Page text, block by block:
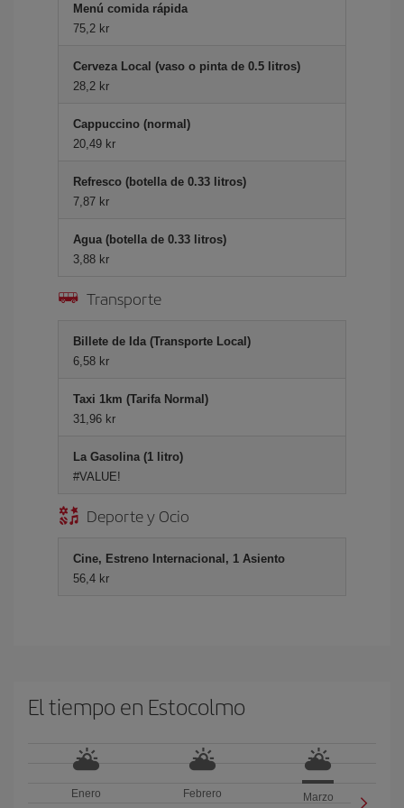
Menú comida rápida
75,2 kr
Cerveza Local (vaso o pinta de 0.5 litros)
28,2 kr
Cappuccino (normal)
20,49 kr
Refresco (botella de 0.33 litros)
7,87 kr
Agua (botella de 0.33 litros)
3,88 kr
Transporte
Billete de Ida (Transporte Local)
6,58 kr
Taxi 1km (Tarifa Normal)
31,96 kr
La Gasolina (1 litro)
#VALUE!
Deporte y Ocio
Cine, Estreno Internacional, 1 Asiento
56,4 kr
El tiempo en Estocolmo
Enero
Febrero
Marzo